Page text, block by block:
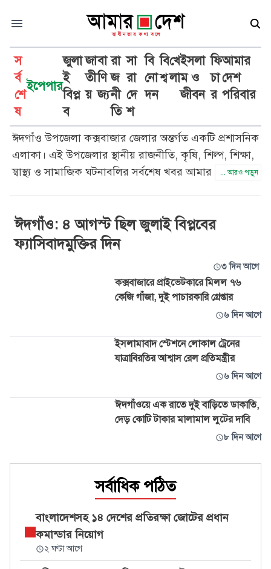
স
র্ব
শে
ষ
ইপেপার
জুলা
ই
বিপ্ল
ব
জা
তী
য়
বা
ণি
জ্য
রা
জ
নী
তি
সা
রা
দে
শ
বি
নো
দন
বি
শ্ব
খে
লা
ইসলা
ম ও
জীবন
ফি
চা
র
আমার
দেশ
পরিবার
ঈদগাঁও
ঈদগাঁও উপজেলা কক্সবাজার জেলার অন্তর্গত একটি প্রশাসনিক
এলাকা। এই উপজেলার স্থানীয় রাজনীতি, কৃষি, শিল্প, শিক্ষা,
স্বাস্থ্য ও সামাজিক ঘটনাবলির সর্বশেষ খবর আমার দেশ সততা
... আরও পড়ুন
ঈদগাঁও: ৪ আগস্ট ছিল জুলাই বিপ্লবের
ফ্যাসিবাদমুক্তির দিন
৩ দিন আগে
কক্সবাজারে প্রাইভেটকারে মিলল ৭৬
কেজি গাঁজা, দুই পাচারকারি গ্রেপ্তার
৬ দিন আগে
ইসলামাবাদ স্টেশনে লোকাল ট্রেনের
যাত্রাবিরতির আশ্বাস রেল প্রতিমন্ত্রীর
৬ দিন আগে
ঈদগাঁওয়ে এক রাতে দুই বাড়িতে ডাকাতি,
দেড় কোটি টাকার মালামাল লুটের দাবি
৮ দিন আগে
সর্বাধিক পঠিত
বাংলাদেশসহ ১৪ দেশের প্রতিরক্ষা জোটের প্রধান
কমান্ডার নিয়োগ
২ ঘণ্টা আগে